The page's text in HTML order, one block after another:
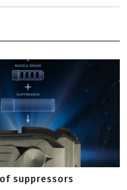
suppressors